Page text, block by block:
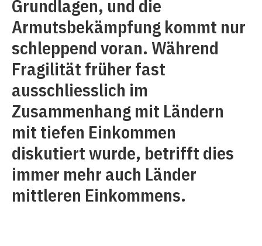
Grundlagen, und die
Armutsbekämpfung kommt nur
schleppend voran. Während
Fragilität früher fast
ausschliesslich im
Zusammenhang mit Ländern
mit tiefen Einkommen
diskutiert wurde, betrifft dies
immer mehr auch Länder
mittleren Einkommens.